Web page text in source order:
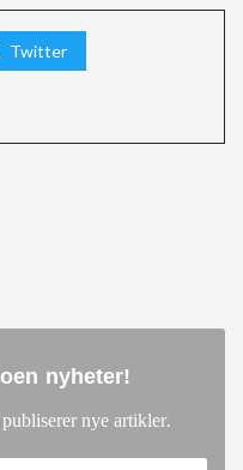
Twitter
nyheter!
nye artikler.